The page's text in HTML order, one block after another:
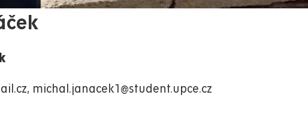
michal.janacek1@student.upce.cz